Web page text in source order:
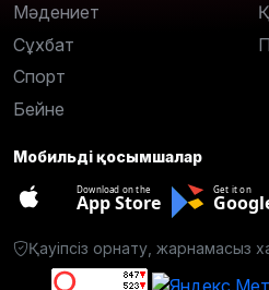
Мәдениет
Сұхбат
Спорт
Бейне
Мобильді қосымшалар
Download on the
App Store
Get it on
Қауіпсіз орнату, жарнамасыз